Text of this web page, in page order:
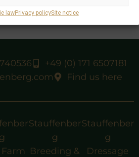
lawPrivacy policySite notice
+49 (0) 171 6507181
Find us here
g
Stauffenber
g
Breeding &
Stauffenber
g
Dressage